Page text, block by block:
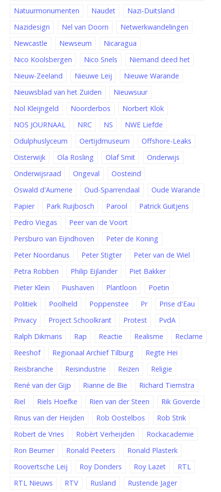
Natuurmonumenten
Naudet
Nazi-Duitsland
Nazidesign
Nel van Doorn
Netwerkwandelingen
Newcastle
Newseum
Nicaragua
Nico Koolsbergen
Nico Snels
Niemand deed het
Nieuw-Zeeland
Nieuwe Leij
Nieuwe Warande
Nieuwsblad van het Zuiden
Nieuwsuur
Nol Kleijngeld
Noorderbos
Norbert Klok
NOS JOURNAAL
NRC NS
NWE Liefde
Odulphuslyceum
Oertijdmuseum
Offshore-Leaks
Oisterwijk
Ola Rosling Olaf Smit
Onderwijs
Onderwijsraad
Ongeval
Oosteind
Oswald d'Aumerie
Oud-Sparrendaal
Oude Warande
Papier
Park Ruijbosch Parool
Patrick Guitjens
Pedro Viegas
Peer van de Voort
Persburo van Eijndhoven
Peter de Koning
Peter Noordanus
Peter Stigter
Peter van de Wiel
Petra Robben
Philip Eijlander
Piet Bakker
Pieter Klein
Piushaven Plantloon
Poetin
Politiek
Poolheld Poppenstee Pr
Prise d'Eau
Privacy
Project Schoolkrant Protest
PvdA
Ralph Dikmans
Rap Reactie Realisme
Reclame
Reeshof
Regionaal Archief Tilburg
Regte Hei
Reisbranche
Reisindustrie Reizen
Religie
René van der Gijp
Rianne de Bie
Richard Tiemstra
Riel
Riels Hoefke Rien van der Steen
Rik Goverde
Rinus van der Heijden
Rob Oostelbos
Rob Strik
Robert de Vries
Robèrt Verheijden
Rockacademie
Ron Beumer
Ronald Peeters
Ronald Plasterk
Roovertsche Leij
Roy Donders Roy Lazet
RTL
RTL Nieuws
RTV Rusland
Rustende Jager